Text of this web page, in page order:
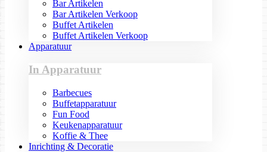
Bar Artikelen
Bar Artikelen Verkoop
Buffet Artikelen
Buffet Artikelen Verkoop
Apparatuur
In Apparatuur
Barbecues
Buffetapparatuur
Fun Food
Keukenapparatuur
Koffie & Thee
Inrichting & Decoratie